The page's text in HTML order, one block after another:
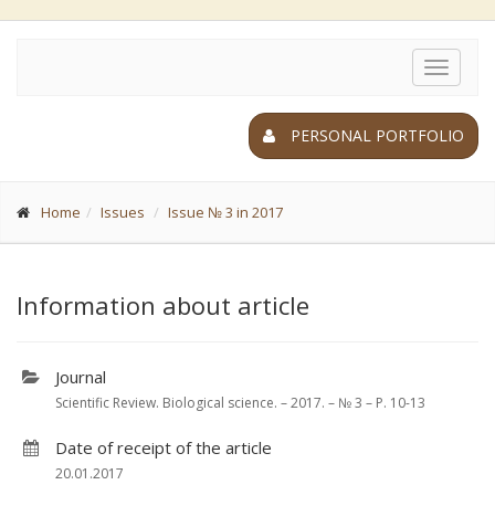
Toggle
PERSONAL PORTFOLIO
Home Issues Issue № 3 in 2017
Information about article
Journal
Scientific Review. Biological science. – 2017. – № 3 – P. 10-13
Date of receipt of the article
20.01.2017